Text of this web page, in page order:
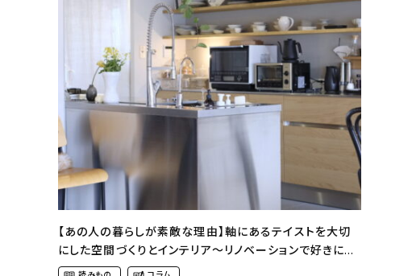
【あの人の暮らしが素敵な理由】軸にあるテイストを大切
にした空間づくりとインテリア〜リノベーションで好きに囲
まれた暮らし（pupu21103さん）